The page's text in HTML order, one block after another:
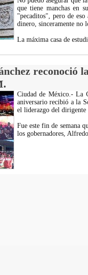
que tiene manchas en
"pecaditos", pero de
dinero, sinceramente no
La máxima casa de
reconoció
Ciudad de México.- La
aniversario recibió a la
el liderazgo del dirigente
Fue este fin de semana
los gobernadores,